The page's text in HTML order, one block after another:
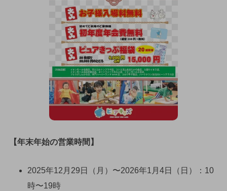
【年末年始の営業時間】
2025年12月29日（月）〜2026年1月4日（日）：10
時〜19時